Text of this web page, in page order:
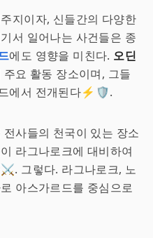
지이자, 신들간의 다양한
서 일어나는 사건들은 종
에도 영향을 미친다. 오딘
요 활동 장소이며, 그들
에서 전개된다⚡️🛡️.
전사들의 천국이 있는 장소
라그나로크에 대비하여
그렇다. 라그나로크, 노
아스가르드를 중심으로